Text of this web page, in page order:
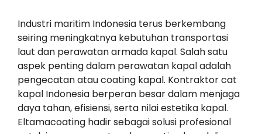
Industri maritim Indonesia terus berkembang
seiring meningkatnya kebutuhan transportasi
laut dan perawatan armada kapal. Salah satu
aspek penting dalam perawatan kapal adalah
pengecatan atau coating kapal. Kontraktor cat
kapal Indonesia berperan besar dalam menjaga
daya tahan, efisiensi, serta nilai estetika kapal.
Eltamacoating hadir sebagai solusi profesional